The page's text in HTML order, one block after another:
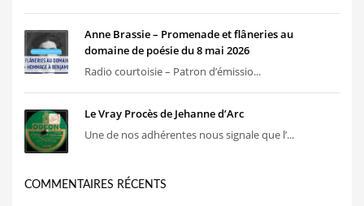
Anne Brassie – Promenade et flâneries au
domaine de poésie du 8 mai 2026
Radio courtoisie – Patron d’émissio...
Le Vray Procès de Jehanne d’Arc
Une de nos adhérentes nous signale que l’...
COMMENTAIRES RÉCENTS